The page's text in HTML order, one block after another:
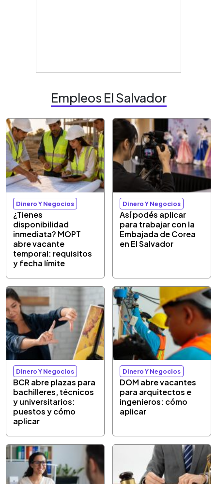
Empleos El Salvador
Dinero Y Negocios
¿Tienes
disponibilidad
inmediata? MOPT
abre vacante
temporal: requisitos
y fecha límite
Dinero Y Negocios
Así podés aplicar
para trabajar con la
Embajada de Corea
en El Salvador
Dinero Y Negocios
BCR abre plazas para
bachilleres, técnicos
y universitarios:
puestos y cómo
aplicar
Dinero Y Negocios
DOM abre vacantes
para arquitectos e
ingenieros: cómo
aplicar